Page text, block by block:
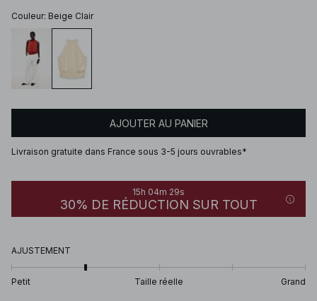
Couleur: Beige Clair
AJOUTER AU PANIER
Livraison gratuite dans France sous 3-5 jours ouvrables*
15h 04m 29s
30% DE RÉDUCTION SUR TOUT
AJUSTEMENT
Petit Taille réelle Grand